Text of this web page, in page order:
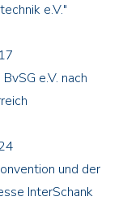
e.V."
e.V. nach
und der
InterSchank